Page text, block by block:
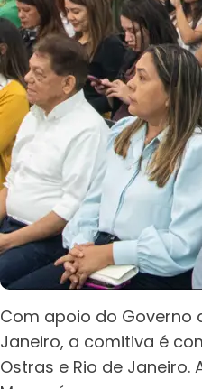
Com apoio do Governo
Janeiro, a comitiva é
Ostras e Rio de